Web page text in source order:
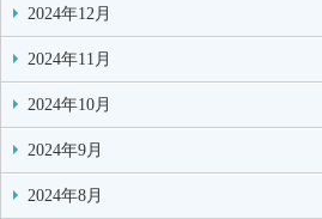
2024年12月
2024年11月
2024年10月
2024年9月
2024年8月